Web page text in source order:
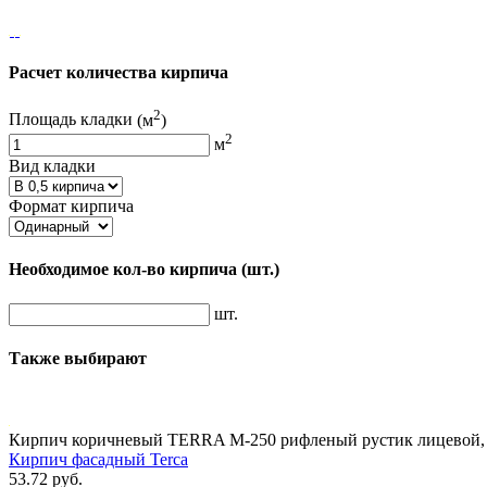
Расчет количества кирпича
Площадь кладки (м2)
м2
Вид кладки
Формат кирпича
Необходимое кол-во кирпича (шт.)
шт.
Также выбирают
Кирпич коричневый TERRA М-250 рифленый рустик лицевой,
Кирпич фасадный Terca
53.72 руб.